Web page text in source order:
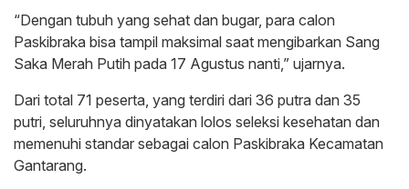
“Dengan tubuh yang sehat dan bugar, para calon
Paskibraka bisa tampil maksimal saat mengibarkan Sang
Saka Merah Putih pada 17 Agustus nanti,” ujarnya.
Dari total 71 peserta, yang terdiri dari 36 putra dan 35
putri, seluruhnya dinyatakan lolos seleksi kesehatan dan
memenuhi standar sebagai calon Paskibraka Kecamatan
Gantarang.